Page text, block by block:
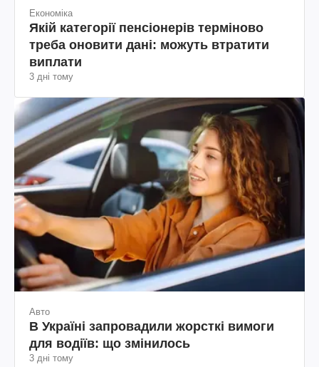
Економіка
Якій категорії пенсіонерів терміново
треба оновити дані: можуть втратити
виплати
3 дні тому
Авто
В Україні запровадили жорсткі вимоги
для водіїв: що змінилось
3 дні тому